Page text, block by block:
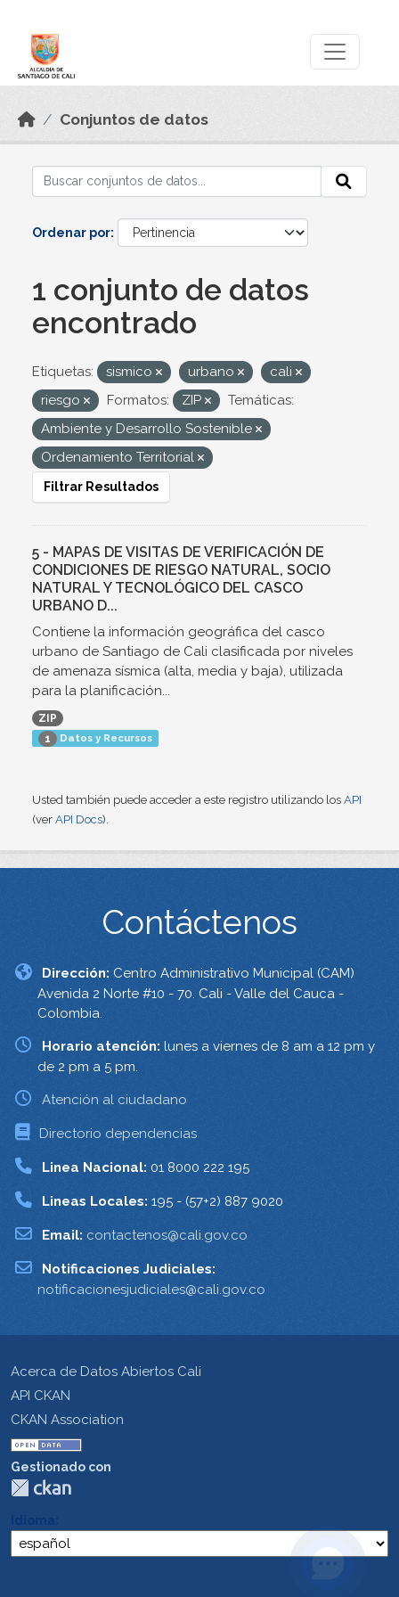
Conjuntos de datos
Ordenar por
1 conjunto de datos
encontrado
Etiquetas: sismico urbano
cali
riesgo
Formatos: ZIP
Temáticas:
Ambiente y Desarrollo Sostenible
Ordenamiento Territorial
Filtrar Resultados
5 - MAPAS DE VISITAS DE VERIFICACIÓN DE
CONDICIONES DE RIESGO NATURAL, SOCIO
NATURAL Y TECNOLÓGICO DEL CASCO
URBANO D...
Contiene la información geográfica del casco
urbano de Santiago de Cali clasificada por niveles
de amenaza sísmica (alta, media y baja), utilizada
para la planificación...
ZIP
1 Datos y Recursos
Usted también puede acceder a este registro utilizando los API
(ver API Docs).
Contáctenos
Dirección: Centro Administrativo Municipal (CAM)
Avenida 2 Norte #10 - 70. Cali - Valle del Cauca -
Colombia.
Horario atención: lunes a viernes de 8 am a 12 pm y
de 2 pm a 5 pm.
Atención al ciudadano
Directorio dependencias
Linea Nacional: 01 8000 222 195
Lineas Locales: 195 - (57+2) 887 9020
Email: contactenos@cali.gov.co
Notificaciones Judiciales:
notificacionesjudiciales@cali.gov.co
Acerca de Datos Abiertos Cali
API CKAN
CKAN Association
Gestionado con